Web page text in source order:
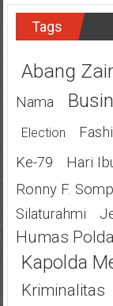
Tags
Abang
Nama
Election
Ke-79
Hari
Ronny F.
Silaturahmi
Humas
Kapolda
Kriminalitas